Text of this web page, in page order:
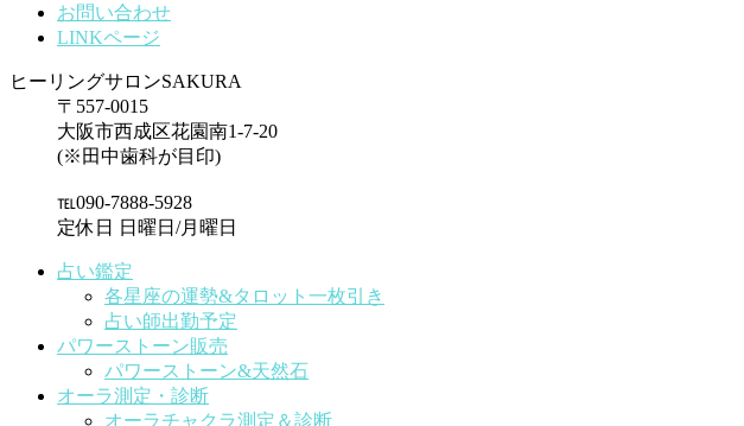
お問い合わせ
LINKページ
ヒーリングサロンSAKURA
〒557-0015
大阪市西成区花園南1-7-20
(※田中歯科が目印)
℡090-7888-5928
定休日 日曜日/月曜日
占い鑑定
各星座の運勢&タロット一枚引き
占い師出勤予定
パワーストーン販売
パワーストーン&天然石
オーラ測定・診断
オーラチャクラ測定＆診断